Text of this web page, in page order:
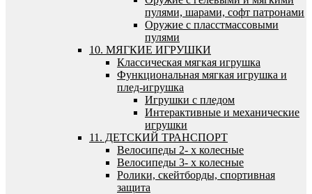
пулями, шарами, софт патронами
Оружие с пласстмассовыми
пулями
10. МЯГКИЕ ИГРУШКИ
Классическая мягкая игрушка
Функциональная мягкая игрушка и
плед-игрушка
Игрушки с пледом
Интерактивные и механические
игрушки
11. ДЕТСКИЙ ТРАНСПОРТ
Велосипеды 2- х колесные
Велосипеды 3- х колесные
Ролики, скейтборды, спортивная
защита